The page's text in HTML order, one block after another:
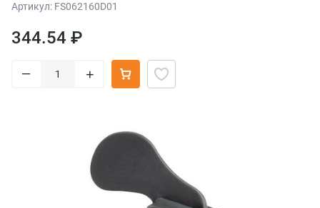
Артикул: FS062160D01
344.54 ₽
– +